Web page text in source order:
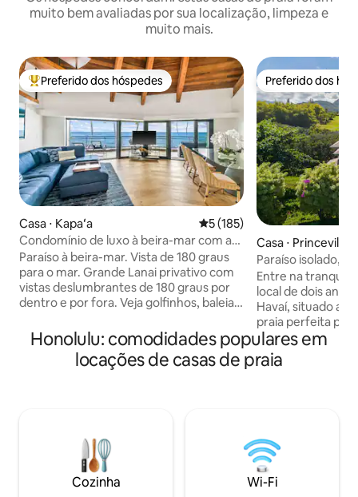
muito bem avaliadas por sua localização, limpeza e
muito mais.
Entre os melhores preferidos dos hóspedes
Preferido dos hóspedes
Casa ⋅ Kapaʻa 5 de uma avaliação média de
5 (185)
Condomínio de luxo à beira-mar com ar-
condicionado
Paraíso à beira-mar. Vista de 180 graus
para o mar. Grande Lanai privativo com
vistas deslumbrantes de 180 graus por
dentro e por fora. Veja golfinhos, baleias,
incríveis. A poucos passos da praia e com
localização central na famosa Costa do
Coco e a poucos passos da praia de Lae
suítes master duplas, bela piscina, área
de churrasco, acesso à praia, ar-
condicionado, máquina de lavar/secar e
estacionamento coberto privativo.
Preferido dos
Preferido dos
Casa ⋅ Princeville
Paraíso isolado,
do sol no mar
Entre na
local de dois
Havaí, situado a
praia perfeita
Hideaways. Um
você ao icônico 1Hotel.
vistas cativantes
Napali estão à
exploradas perto
Kauai está
tropicais
Honolulu: comodidades populares em
locações de casas de praia
Cozinha Wi-Fi